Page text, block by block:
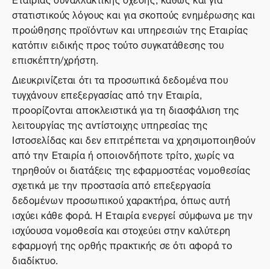
στατιστικούς λόγους και για σκοπούς ενημέρωσης και
προώθησης προϊόντων και υπηρεσιών της Εταιρίας
κατόπιν ειδικής προς τούτο συγκατάθεσης του
επισκέπτη/χρήστη.
Διευκρινίζεται ότι τα προσωπικά δεδομένα που
τυγχάνουν επεξεργασίας από την Εταιρία,
προορίζονται αποκλειστικά για τη διασφάλιση της
λειτουργίας της αντίστοιχης υπηρεσίας της
Ιστοσελίδας και δεν επιτρέπεται να χρησιμοποιηθούν
από την Εταιρία ή οποιονδήποτε τρίτο, χωρίς να
τηρηθούν οι διατάξεις της εφαρμοστέας νομοθεσίας
σχετικά με την προστασία από επεξεργασία
δεδομένων προσωπικού χαρακτήρα, όπως αυτή
ισχύει κάθε φορά. Η Εταιρία ενεργεί σύμφωνα με την
ισχύουσα νομοθεσία και στοχεύει στην καλύτερη
εφαρμογή της ορθής πρακτικής σε ότι αφορά το
διαδίκτυο.